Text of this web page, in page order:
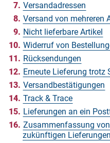
Versandadressen
Versand von mehreren
Nicht lieferbare Artikel
Widerruf von
Rücksendungen
Erneute Lieferung trotz
Versandbestätigungen
Track & Trace
Lieferungen an ein
Zusammenfassung
zukünftigen Lieferungen